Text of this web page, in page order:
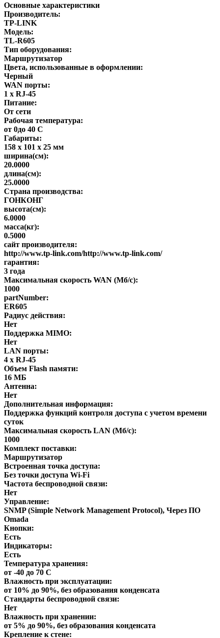
Основные характеристики
Производитель:
TP-LINK
Модель:
TL-R605
Тип оборудования:
Маршрутизатор
Цвета, использованные в оформлении:
Черный
WAN порты:
1 х RJ-45
Питание:
От сети
Рабочая температура:
от 0до 40 С
Габариты:
158 х 101 х 25 мм
ширина(см):
20.0000
длина(см):
25.0000
Страна производства:
ГОНКОНГ
высота(см):
6.0000
масса(кг):
0.5000
сайт производителя:
http://www.tp-link.com/http://www.tp-link.com/
гарантия:
3 года
Максимальная скорость WAN (Мб/с):
1000
partNumber:
ER605
Радиус действия:
Нет
Поддержка MIMO:
Нет
LAN порты:
4 x RJ-45
Объем Flash памяти:
16 МБ
Антенна:
Нет
Дополнительная информация:
Поддержка функций контроля доступа с учетом времени
суток
Максимальная скорость LAN (Мб/с):
1000
Комплект поставки:
Маршрутизатор
Встроенная точка доступа:
Без точки доступа Wi-Fi
Частота беспроводной связи:
Нет
Управление:
SNMP (Simple Network Management Protocol), Через ПО
Omada
Кнопки:
Есть
Индикаторы:
Есть
Температура хранения:
от -40 до 70 С
Влажность при эксплуатации:
от 10% до 90%, без образования конденсата
Стандарты беспроводной связи:
Нет
Влажность при хранении:
от 5% до 90%, без образования конденсата
Крепление к стене: